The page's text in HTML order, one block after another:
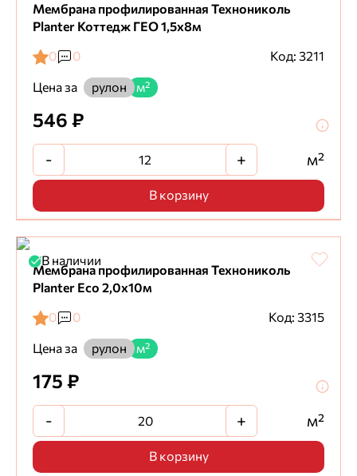
Мембрана профилированная Технониколь
Planter Коттедж ГЕО 1,5х8м
0
0
Код: 3211
Цена за
рулон м²
546 ₽
- + м²
В корзину
В наличии
Мембрана профилированная Технониколь
Planter Eco 2,0х10м
0
0
Код: 3315
Цена за
рулон м²
175 ₽
- + м²
В корзину